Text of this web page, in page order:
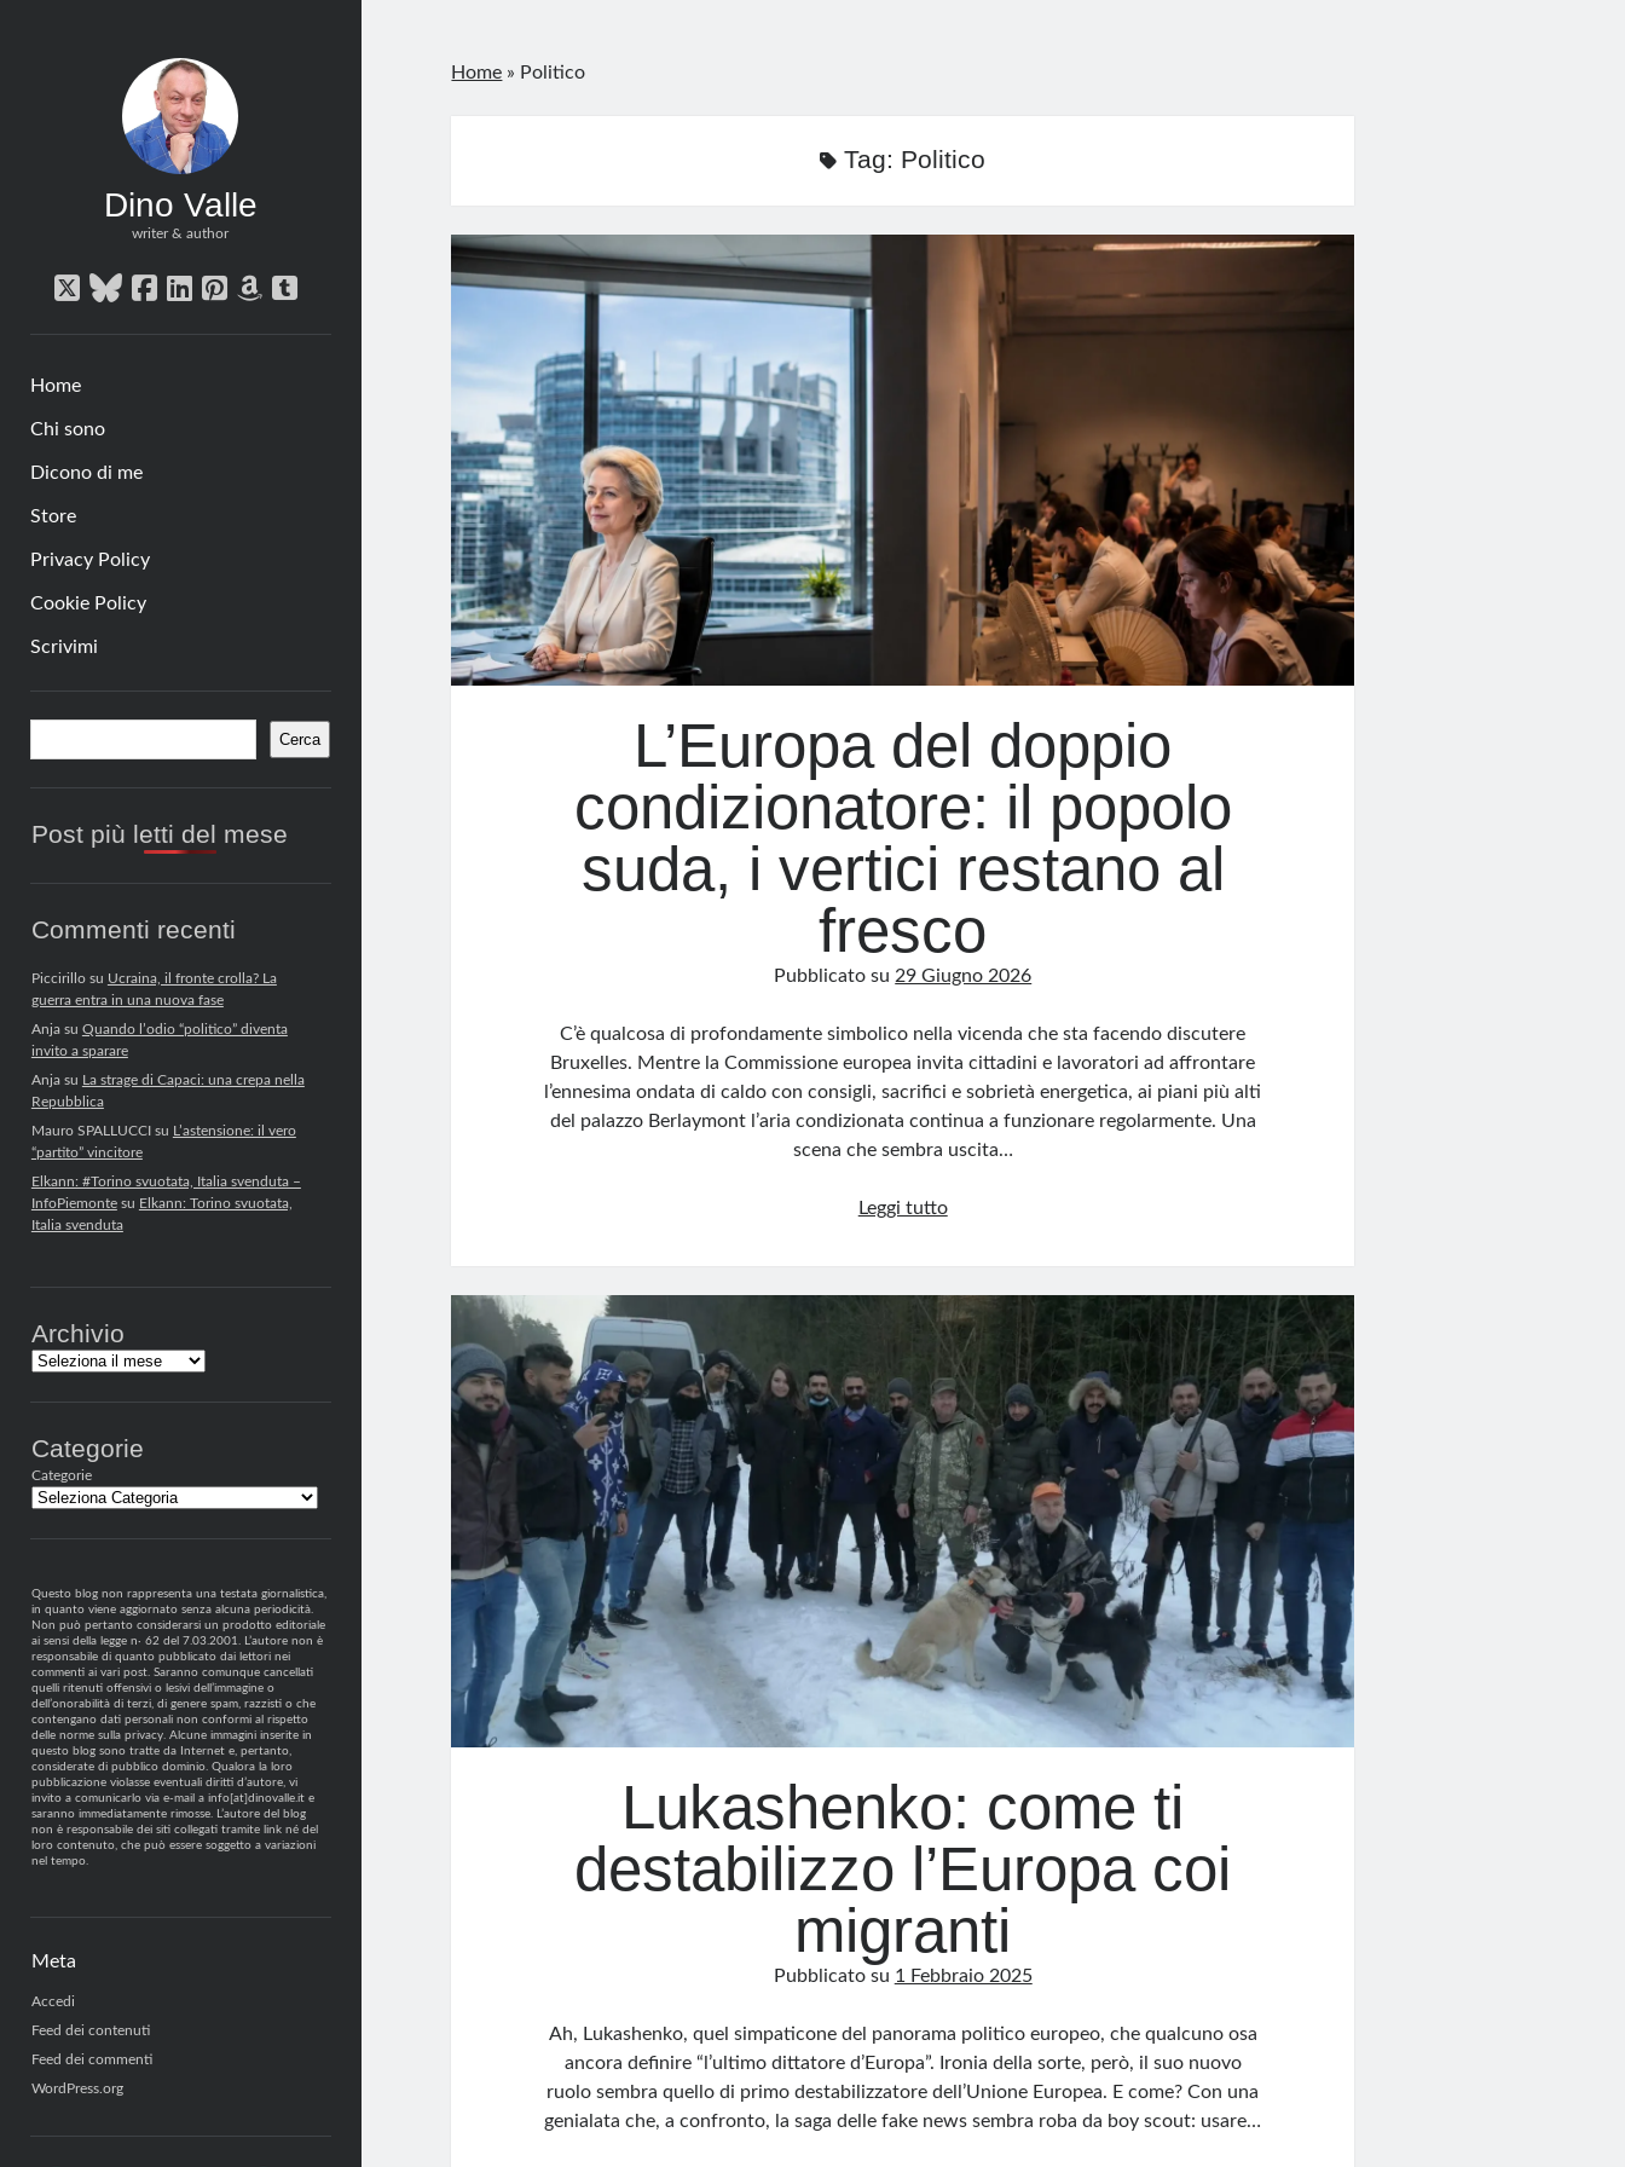
Dino Valle
writer & author
twitterbluesky
facebook
linkedin
pinterest
amazon
tumblr
Home
Chi sono
Dicono di me
Store
Privacy Policy
Cookie Policy
Scrivimi
Barra
laterale
Cerca
Post più letti del mese
Commenti recenti
Piccirillosu Ucraina, il fronte crolla? La
guerra entra in una nuova fase
Anjasu Quando l’odio “politico” diventa
invito a sparare
Anjasu La strage di Capaci: una crepa nella
Repubblica
Mauro SPALLUCCIsu L’astensione: il vero
“partito” vincitore
Elkann: #Torino svuotata, Italia svenduta –
InfoPiemontesu Elkann: Torino svuotata,
Italia svenduta
Archivio
Archivi
Categorie
Categorie
Questo blog non rappresenta una testata giornalistica,
in quanto viene aggiornato senza alcuna periodicità.
Non può pertanto considerarsi un prodotto editoriale
ai sensi della legge n· 62 del 7.03.2001. L’autore non è
responsabile di quanto pubblicato dai lettori nei
commenti ai vari post. Saranno comunque cancellati
quelli ritenuti offensivi o lesivi dell’immagine o
dell’onorabilità di terzi, di genere spam, razzisti o che
contengano dati personali non conformi al rispetto
delle norme sulla privacy. Alcune immagini inserite in
questo blog sono tratte da Internet e, pertanto,
considerate di pubblico dominio. Qualora la loro
pubblicazione violasse eventuali diritti d’autore, vi
invito a comunicarlo via e-mail a info[at]dinovalle.it e
saranno immediatamente rimosse. L’autore del blog
non è responsabile dei siti collegati tramite link né del
loro contenuto, che può essere soggetto a variazioni
nel tempo.
Meta
Accedi
Feed dei contenuti
Feed dei commenti
WordPress.org
Home » Politico
Tag: Politico
L’Europa del doppio
condizionatore: il popolo
suda, i vertici restano al
fresco
Pubblicato su29 Giugno 2026
C’è qualcosa di profondamente simbolico nella vicenda che sta facendo discutere
Bruxelles. Mentre la Commissione europea invita cittadini e lavoratori ad affrontare
l’ennesima ondata di caldo con consigli, sacrifici e sobrietà energetica, ai piani più alti
del palazzo Berlaymont l’aria condizionata continua a funzionare regolarmente. Una
scena che sembra uscita…
Leggi tuttoL’Europa
condizionatore:
il
popolo
suda,
i
vertici
restano
al
fresco
Lukashenko: come ti
destabilizzo l’Europa coi
migranti
Pubblicato su 1 Febbraio 2025
Ah, Lukashenko, quel simpaticone del panorama politico europeo, che qualcuno osa
ancora definire “l’ultimo dittatore d’Europa”. Ironia della sorte, però, il suo nuovo
ruolo sembra quello di primo destabilizzatore dell’Unione Europea. E come? Con una
genialata che, a confronto, la saga delle fake news sembra roba da boy scout: usare…